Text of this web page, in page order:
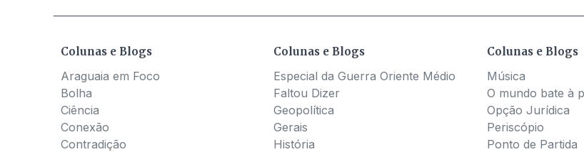
Colunas e Blogs
Araguaia em Foco
Bolha
Ciência
Conexão
Contradição
Colunas e Blogs
Especial da Guerra Oriente Médio
Faltou Dizer
Geopolítica
Gerais
História
Colunas e Blogs
Música
O mundo bate à
Opção Jurídica
Periscópio
Ponto de Partida